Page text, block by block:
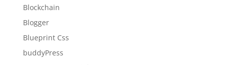
Blockchain
Blogger
Blueprint Css
buddyPress